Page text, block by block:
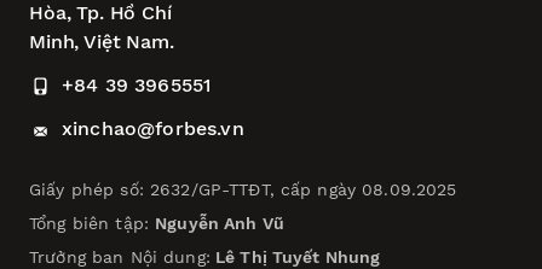
Hòa,Tp. Hồ Chí
Minh, Việt Nam.
+84 39 3965551
xinchao@forbes.vn
Giấy phép số: 2632/GP-TTĐT, cấp ngày 08.09.2025
Tổng biên tập: Nguyễn Anh Vũ
Trưởng ban Nội dung: Lê Thị Tuyết Nhung